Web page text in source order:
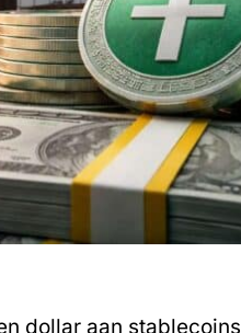
dollar aan stablecoins